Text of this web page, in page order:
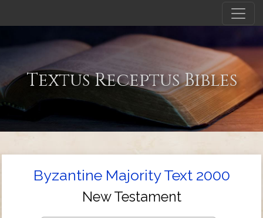
Textus Receptus Bibles
Byzantine Majority Text 2000
New Testament